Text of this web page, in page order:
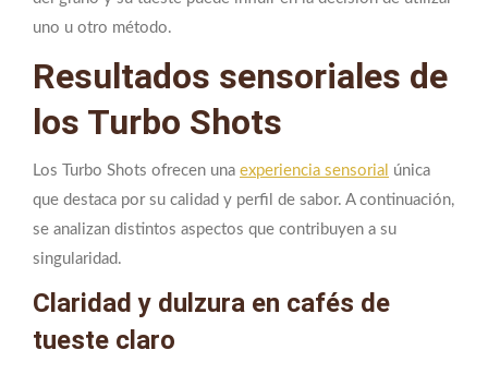
uno u otro método.
Resultados sensoriales de
los Turbo Shots
Los Turbo Shots ofrecen una experiencia sensorial única
que destaca por su calidad y perfil de sabor. A continuación,
se analizan distintos aspectos que contribuyen a su
singularidad.
Claridad y dulzura en cafés de
tueste claro